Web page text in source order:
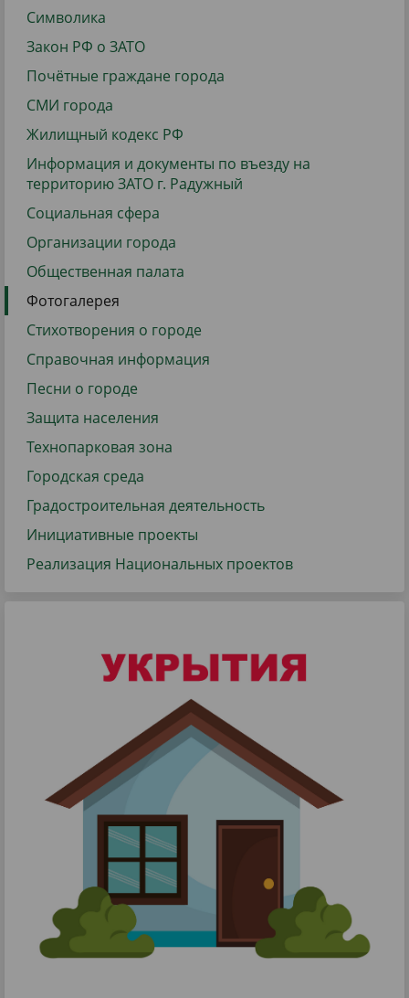
Символика
Закон РФ о ЗАТО
Почётные граждане города
СМИ города
Жилищный кодекс РФ
Информация и документы по въезду на
территорию ЗАТО г. Радужный
Социальная сфера
Организации города
Общественная палата
Фотогалерея
Стихотворения о городе
Справочная информация
Песни о городе
Защита населения
Технопарковая зона
Городская среда
Градостроительная деятельность
Инициативные проекты
Реализация Национальных проектов